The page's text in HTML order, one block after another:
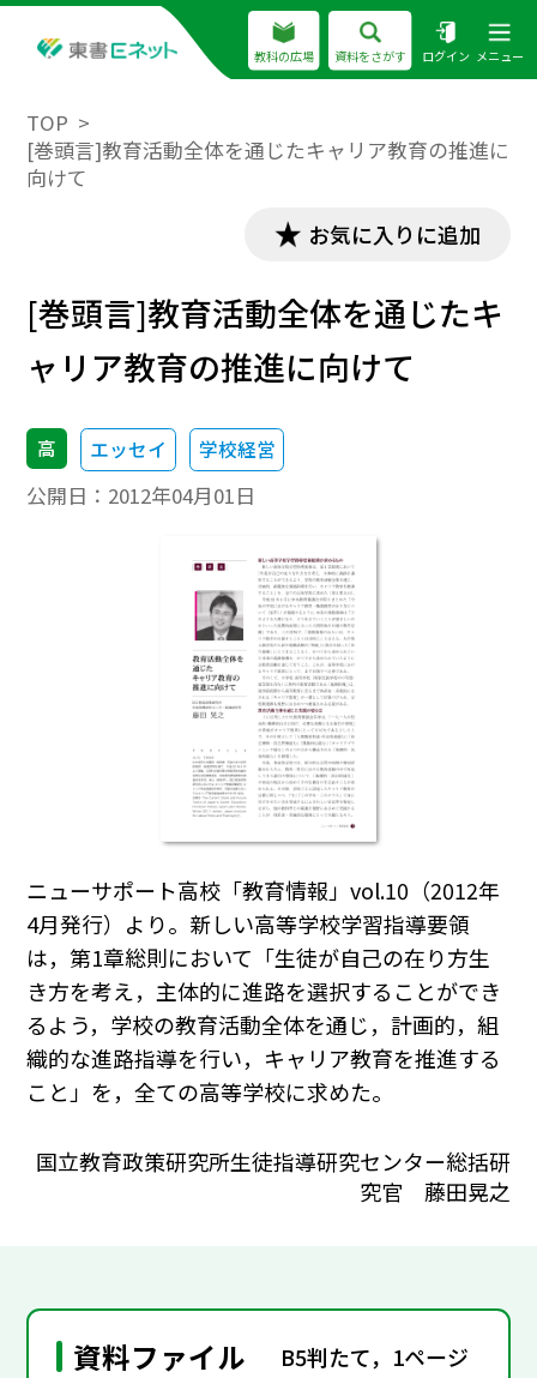
教科の広場 資料をさがす ログイン メニュー
TOP
[巻頭言]教育活動全体を通じたキャリア教育の推進に
向けて
お気に入りに追加
[巻頭言]教育活動全体を通じたキ
ャリア教育の推進に向けて
高 エッセイ 学校経営
公開日： 2012年04月01日
ニューサポート高校「教育情報」vol.10（2012年
4月発行）より。新しい高等学校学習指導要領
は，第1章総則において「生徒が自己の在り方生
き方を考え，主体的に進路を選択することができ
るよう，学校の教育活動全体を通じ，計画的，組
織的な進路指導を行い，キャリア教育を推進する
こと」を，全ての高等学校に求めた。
国立教育政策研究所生徒指導研究センター総括研
究官 藤田晃之
資料ファイル B5判たて，1ページ